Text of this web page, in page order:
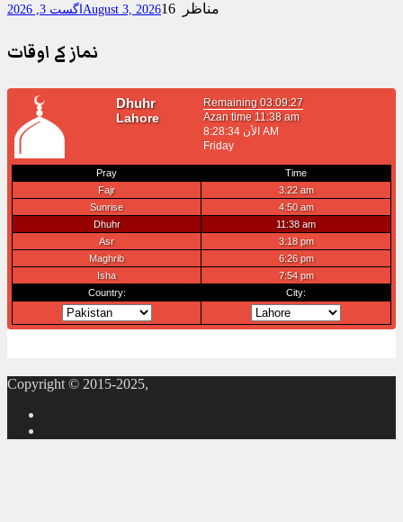
اگست 3, 2026 August 3, 2026 16 مناظر
نماز کے اوقات
Copyright © 2015-2025,